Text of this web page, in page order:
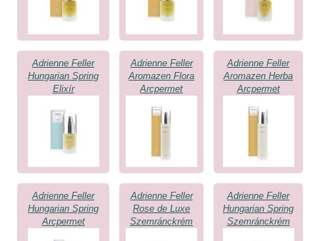
Adrienne Feller
Hungarian Spring
Elixír
Adrienne Feller
Aromazen Flora
Arcpermet
Adrienne Feller
Aromazen Herba
Arcpermet
Adrienne Feller
Hungarian Spring
Arcpermet
Adrienne Feller
Rose de Luxe
Szemránckrém
Adrienne Feller
Hungarian Spring
Szemránckrém